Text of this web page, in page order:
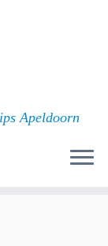
Apeldoorn